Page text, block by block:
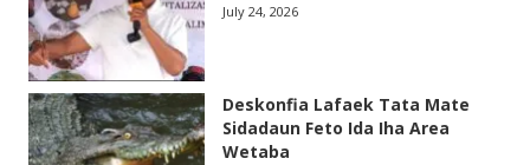
July 24, 2026
Deskonfia Lafaek Tata Mate
Sidadaun Feto Ida Iha Area
Wetaba